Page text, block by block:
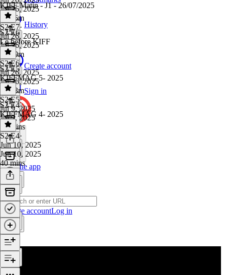
History
Create account
Sign in
Get the app
Create accountLog in
Jul 26, 2025
1h 36m
KIFF Matin - J1 - 26/07/2025
S2 E7·
Jul 26, 2025
Jul 26, 2025
1h 39m
S2 E6
Le before KIFF
S2 E6·
Jul 26, 2025
Jul 26, 2025
1h 13m
S2 E5
KIFFMAG 5- 2025
S2 E5·
Jul 9, 2025
Jul 9, 2025
35 mins
S2 E4
KIFFMAG 4- 2025
S2 E4·
Jun 10, 2025
Jun 10, 2025
40 mins